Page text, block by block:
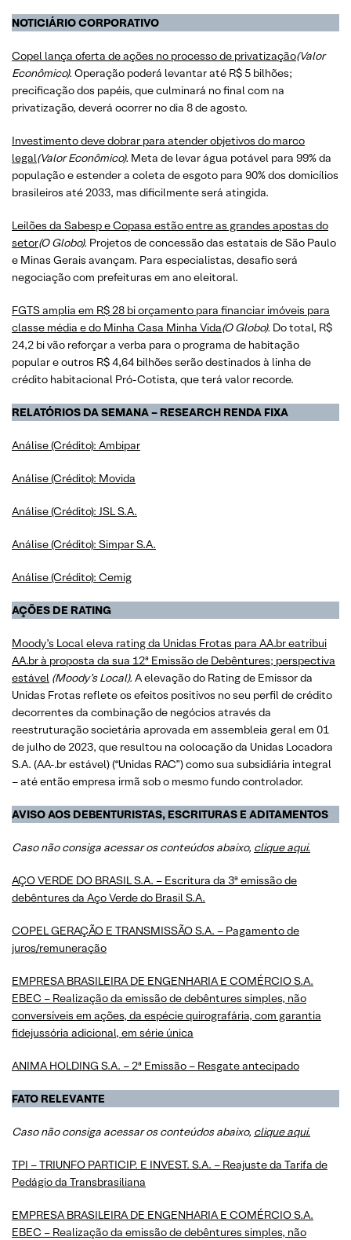
NOTICIÁRIO CORPORATIVO
​​​​​​​Copel lança oferta de ações no processo de privatização(Valor
Econômico). Operação poderá levantar até R$ 5 bilhões;
precificação dos papéis, que culminará no final com na
privatização, deverá ocorrer no dia 8 de agosto.
​​​​​​​Investimento deve dobrar para atender objetivos do marco
legal(Valor Econômico). Meta de levar água potável para 99% da
população e estender a coleta de esgoto para 90% dos domicílios
brasileiros até 2033, mas dificilmente será atingida.
Leilões da Sabesp e Copasa estão entre as grandes apostas do
setor(O Globo). Projetos de concessão das estatais de São Paulo
e Minas Gerais avançam. Para especialistas, desafio será
negociação com prefeituras em ano eleitoral.
FGTS amplia em R$ 28 bi orçamento para financiar imóveis para
classe média e do Minha Casa Minha Vida(O Globo). Do total, R$
24,2 bi vão reforçar a verba para o programa de habitação
popular e outros R$ 4,64 bilhões serão destinados à linha de
crédito habitacional Pró-Cotista, que terá valor recorde.
RELATÓRIOS DA SEMANA – RESEARCH RENDA FIXA
Análise (Crédito): Ambipar
Análise (Crédito): Movida
Análise (Crédito): JSL S.A.
Análise (Crédito): Simpar S.A.
Análise (Crédito): Cemig
AÇÕES DE RATING
Moody’s Local eleva rating da Unidas Frotas para AA.br eatribui
AA.br à proposta da sua 12ª Emissão de Debêntures; perspectiva
estável (Moody’s Local). A elevação do Rating de Emissor da
Unidas Frotas reflete os efeitos positivos no seu perfil de crédito
decorrentes da combinação de negócios através da
reestruturação societária aprovada em assembleia geral em 01
de julho de 2023, que resultou na colocação da Unidas Locadora
S.A. (AA-.br estável) (“Unidas RAC”) como sua subsidiária integral
– até então empresa irmã sob o mesmo fundo controlador.
AVISO AOS DEBENTURISTAS, ESCRITURAS E ADITAMENTOS
Caso não consiga acessar os conteúdos abaixo, clique aqui.
AÇO VERDE DO BRASIL S.A. – Escritura da 3ª emissão de
debêntures da Aço Verde do Brasil S.A.
COPEL GERAÇÃO E TRANSMISSÃO S.A. – Pagamento de
juros/remuneração
EMPRESA BRASILEIRA DE ENGENHARIA E COMÉRCIO S.A.
EBEC – Realização da emissão de debêntures simples, não
conversíveis em ações, da espécie quirografária, com garantia
fidejussória adicional, em série única
ANIMA HOLDING S.A. – 2ª Emissão – Resgate antecipado
FATO RELEVANTE
Caso não consiga acessar os conteúdos abaixo, clique aqui.
TPI – TRIUNFO PARTICIP. E INVEST. S.A. – Reajuste da Tarifa de
Pedágio da Transbrasiliana
EMPRESA BRASILEIRA DE ENGENHARIA E COMÉRCIO S.A.
EBEC – Realização da emissão de debêntures simples, não